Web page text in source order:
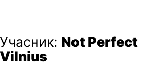
Учасник: Not Perfect
Vilnius